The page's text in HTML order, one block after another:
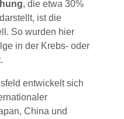
, die etwa 30%
ist die
So wurden hier
in der Krebs- oder
entwickelt sich
China und